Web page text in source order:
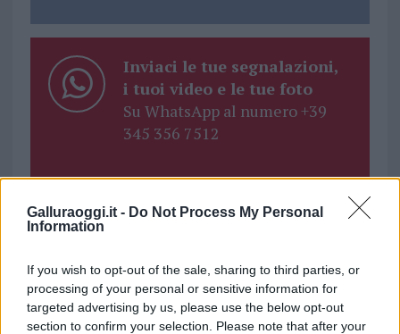
Galluraoggi.it - Do Not Process My Personal
Information
If you wish to opt-out of the sale, sharing to third parties, or
processing of your personal or sensitive information for
targeted advertising by us, please use the below opt-out
section to confirm your selection. Please note that after your
Inviaci le tue segnalazioni,
i tuoi video e le tue foto
Su WhatsApp al numero +39
345 356 7512
daGoogle News